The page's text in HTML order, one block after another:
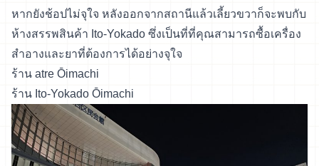
หากยังช้อปไม่จุใจ หลังออกจากสถานีแล้วเลี้ยวขวาก็จะพบกับ
ห้างสรรพสินค้า Ito-Yokado ซึ่งเป็นที่ที่คุณสามารถซื้อเครื่อง
สำอางและยาที่ต้องการได้อย่างจุใจ
ร้าน atre Ōimachi
ร้าน Ito-Yokado Ōimachi